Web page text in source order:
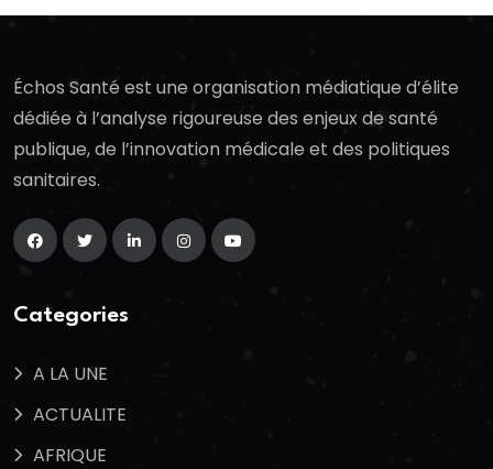
Échos Santé est une organisation médiatique d’élite
dédiée à l’analyse rigoureuse des enjeux de santé
publique, de l’innovation médicale et des politiques
sanitaires.
Categories
A LA UNE
ACTUALITE
AFRIQUE